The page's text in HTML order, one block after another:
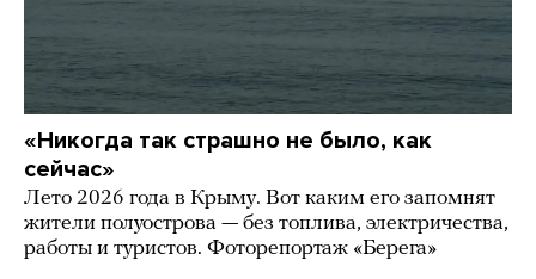
«Никогда так страшно не было, как
сейчас»
Лето 2026 года в Крыму. Вот каким его запомнят
жители полуострова — без топлива, электричества,
работы и туристов. Фоторепортаж «Берега»